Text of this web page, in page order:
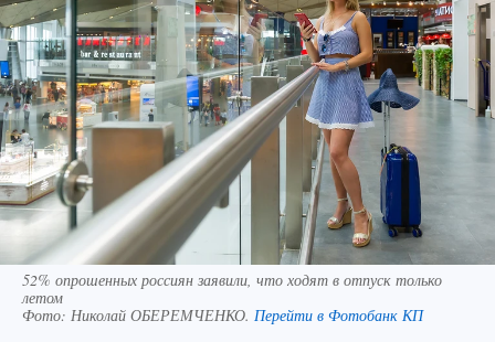
52% опрошенных россиян заявили, что ходят в отпуск только
летом
Фото: Николай ОБЕРЕМЧЕНКО. Перейти в Фотобанк КП